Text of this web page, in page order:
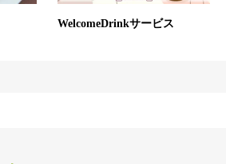
WelcomeDrinkサービス